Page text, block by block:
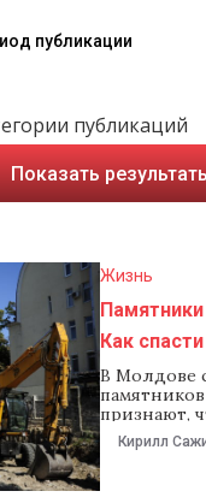
публикации
публикаций
Показать
Жизнь
Как
В Молдове
признают,
и теряют
Кирилл